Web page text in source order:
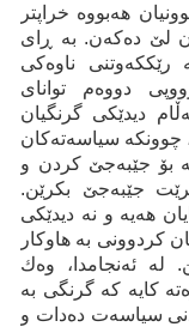
هەبووە خراپتر
لێ دەکەن. بە ڕای
رێککەوتنی ناوەکی
دووەم توانای
دیدێکی گرنگیان
چوونکە سیاسەتەکان
بۆ جێبەجێ کردن و
جێبەجێ بکرێن.
هەیە و نە دیدێکی
کردوونی بە هاوکار
لە ئەنجامدا، وەك
کایە کە گرنگی بە
سیاسەت دەدات و